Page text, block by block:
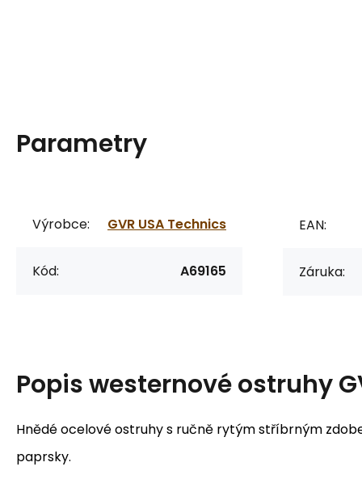
Parametry
Výrobce: GVR USA Technics
Kód: A69165
EAN:
Záruka:
Popiswesternové ostruhy
Hnědé ocelové ostruhy s ručně rytým stříbrným
paprsky.